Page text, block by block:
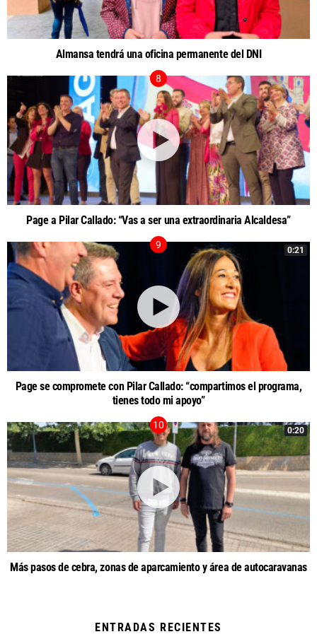
Almansa tendrá una oficina permanente del DNI
Page a Pilar Callado: “Vas a ser una extraordinaria Alcaldesa”
0:21
Page se compromete con Pilar Callado: “compartimos el programa,
tienes todo mi apoyo”
0:20
Más pasos de cebra, zonas de aparcamiento y área de autocaravanas
ENTRADAS RECIENTES